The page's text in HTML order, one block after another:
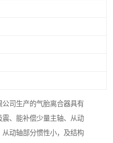
司生产的气胎离合器具有
、能补偿少量主轴、从动
动轴部分惯性小，及结构